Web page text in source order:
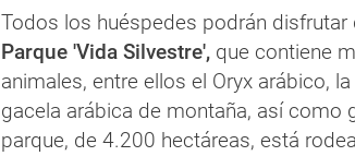
Todos los huéspedes podrán disfrutar
Parque 'Vida Silvestre', que contiene
animales, entre ellos el Oryx arábico,
gacela arábica de montaña, así como
parque, de 4.200 hectáreas, está